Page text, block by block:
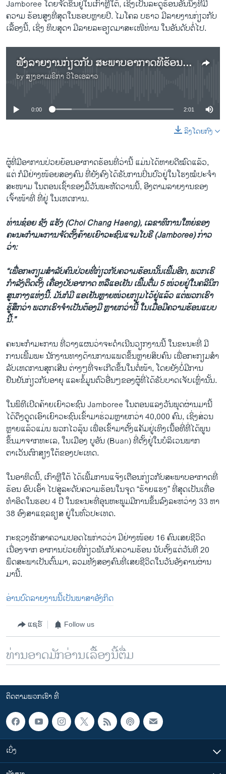
ພາສາຕ່າງໆ
Jamboree ໂດຍຈັດຂຶ້ນຢູ່ໃນເກົາຫຼີໃຕ້, ເຊິ່ງເປັນລະດູຮ້ອນອັນນຶ່ງທີ່ມີ
ຄວາມ ຮ້ອນສູງທີ່ສຸດໃນຮອບຫຼາຍປີ. ໄມໂຄລ ບຣາວ ມີລາຍງານກ່ຽວກັບ
ເລື້ອງນີ້, ເຊິ່ງ ທິບສຸດາ ມີລາຍລະອຽດມາສະເໜີທ່ານ ໃນອັນດັບຕໍ່ໄປ.
ຟັງລາຍງານກ່ຽວກັບ ສະພາບອາກາດທີ່ຮ້ອນຮຸນແຮງຢູ່ໃນເກົາຫຼີໃຕ້
by ສຽງອາເມຣິກາ ວີໂອເອລາວ
No media source currently available
0:00 2:01
ລິງໂດຍກົງ
ຜູ້ທີ່ມີ​ອາ​ການປ່ວຍ​ຍ້ອນ​ອາ​ກາດ​ຮ້ອນທີ່​ວ່ານີ້ ແມ່ນໄດ້ຫາຍດີໝົດແລ້ວ,
ແຕ່ ກໍມີຢ່າງໜ້ອຍສອງຄົນ ທີ່ຍັງຄົງໄດ້ຮັບການປິ່ນປົວຢູ່ໃນໂຮງໝໍປະ​ຈຳ​
ສະ​ໜາມ ໃນຕອນເຊົ້າຂອງມື້ວັນພະຫັດວານນີ້, ອີງຕາມລາຍງານຂອງ
ເຈົ້າໜ້າທີ່ ທີ່ຢູ່ ໃນເຫດການ.
ທ່ານຊ໋ອຍ ຊັງ ແຮັງ (Choi Chang Haeng), ເລຂາທິການໃຫຍ່ຂອງ
ຄະນະກໍາມະການຈັດ​ຕັ້ງຄ້າຍເຍົາ​ວະ​ຊົນແຈມໂບຣີ (Jamboree) ກ່າວ
ວ່າ:
“ເພື່ອກະກຽມສໍາລັບຄົນປ່ວຍ​ທີ່ກ່ຽວກັບຄວາມຮ້ອນນັ້ນເພີ້ມ​ອີກ, ພວກເຮົ
ກໍາລັງຕິດຕັ້ງ ເຄື່ອງປັບອາກາດ ຫລື​ແອເຢັນ ເພີ້ມຕື່ມ 5 ໜ່ວຍຢູ່ໃນຄລີນິກ
ສູນ​ກາງແຫ່ງນີ້. ມັນກໍມີ ແອເຢັນຫຼາຍໜ່ວຍກຽມ​ໄວ້ຢູ່ແລ້ວ ແຕ່ພວກເຮົາ
ຮູ້ສຶກວ່າ ພວກເຮົາຈໍາເປັນຕ້ອງມີ ຫຼາຍກວ່ານີ້ ໃນ​ເມື່ອ​ມີຄວາມຮ້ອນແບບ
ນີ້.”
ຄະນະກໍາມະການ ທີ່ວາງແຜນວ່າ​ຈະດໍາເນີນວຽກ​ງານນີ້ ໃນຂະນະທີ່ ມີ
ການເພີ້ມພະ ນັກງານທາງດ້ານການແພດຂຶ້ນຫຼາຍສິບຄົນ ເພື່ອກະກຽມສໍາ
ລັບເຫດການສຸກເສີນ ຕ່າງໆທີ່ຈະເກີດຂຶ້ນໃນຕໍ່ໜ້າ, ໂດຍຍັງບໍ່ມີການ
ຢືນຢັນກ່ຽວກັບອາຍຸ ແລະ​ຂໍ້​ມູນ​ຕົວ​ອື່ນໆຂອງຜູ້ທີ່ໄດ້ຮັບບາດເຈັບເຫຼົ່ານັ້ນ.
ໃນ​ພິ​ທີເປີດ​ຄ້າຍເຍົາ​ວະ​ຊົນ Jamboree ໃນຕອນແລງວັນພຸດຜ່ານ​ມານີ້
ໄດ້ດຶງ​ດູດເອົາເຍົາ​ວະ​ຊົນເຂົ້າມາຮ່ວມຫຼາຍກວ່າ 40,000 ຄົນ, ເຊິ່ງສ່ວນ
ຫຼາຍແລ້ວແມ່ນ ພວກໄວລຸ້ນ ເພື່ອເຂົ້າມາຕັ້ງແຄັມຢູ່ເທິງເນື້ອ​ທີ່​ທີ່ໄດ້ພູນ​
ຂຶ້ນ​ມາຈາກທະເລ, ໃນເມືອງ ບູອັນ (Buan) ທີ່ຕັ້ງຢູ່ໃນບໍລິເວນພາກ
ຕາເວັນຕົກສຽງໃຕ້ຂອງ​ປະ​ເທດ.
ໃນອາທິດນີ້, ເກົາຫຼີໃຕ້ ໄດ້ເພີ້ມການແຈ້ງເຕືອນກ່ຽວກັບສະພາບອາກາດທີ່
ຮ້ອນ ອົບເອົ້າ ໄປສູ່ລະດັບຄວາມຮ້ອນໃນຈຸດ “ຮ້າຍແຮງ” ທີ່ສຸດເປັນເທື່ອ
ທໍາອິດໃນຮອບ 4 ປີ ໃນຂະນະທີ່ອຸນຫະພູມມີການຂຶ້ນລົງລະຫວ່າງ 33 ຫາ
38 ອົງສາແຊລຊຽສ ຢູ່ໃນທົ່ວປະເທດ.
ກະຊວງຮັກ​ສາຄວາມປອດໄພກ່າວວ່າ ມີຢ່າງໜ້ອຍ 16 ຄົນເສຍຊີວິດ
ເນື່ອງຈາກ ອາການປ່ວຍທີ່ກ່ຽວພັນກັບຄວາມຮ້ອນ ນັບຕັ້ງແຕ່ວັນທີ 20
ພຶດສະພາເປັນຕົ້ນມາ, ລວມທັງສອງຄົນທີ່ເສຍຊີວິດໃນວັນອັງຄານຜ່ານ​
ມານີ້.
ອ່ານບົດລາຍງານນີ້ເປັນພາສາອັງກິດ
ແຊຣ໌ Follow us
ທ່ານອາດມັກອ່ານເລື້ອງນີ້ຕື່ມ
ຕິດຕາມພວກເຮົາ ທີ່
ເບິ່ງ